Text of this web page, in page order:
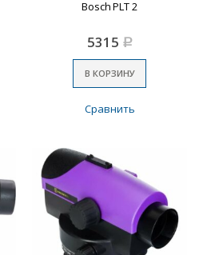
Bosch PLT 2
5315 Р
В КОРЗИНУ
Сравнить